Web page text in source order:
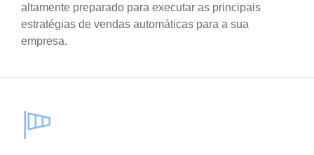
altamente preparado para executar as principais
estratégias de vendas automáticas para a sua
empresa.